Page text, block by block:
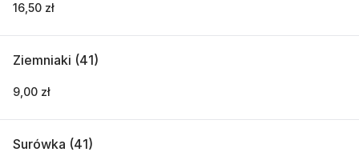
16,50 zł
Ziemniaki (41)
9,00 zł
Surówka (41)